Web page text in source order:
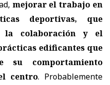
mejorar el trabajo en
deportivas, que
la colaboración y el
edificantes que
su comportamiento
centro. Probablemente